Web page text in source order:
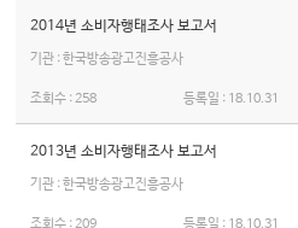
2014년 소비자행태조사 보고서
기관 : 한국방송광고진흥공사
조회수 :258 등록일 : 18.10.31
2013년 소비자행태조사 보고서
기관 : 한국방송광고진흥공사
조회수 :209 등록일 : 18.10.31